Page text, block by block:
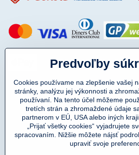
Copyright © 2011-2025
DENIMAR TAILORING s.r.o.
Predvoľby
Cookies používame na zlepšenie vašej
stránky, analýzu jej výkonnosti a
používaní. Na tento účel môžeme
tretích strán a zhromaždené údaje
partnerom v EÚ, USA alebo iných
„Prijať všetky cookies“ vyjadrujete
spracovaním. Nižšie môžete nájsť
upraviť svoje